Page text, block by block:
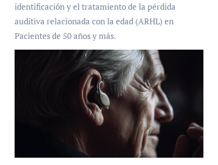
identificación y el tratamiento de la pérdida
auditiva relacionada con la edad (ARHL) en
Pacientes de 50 años y más.